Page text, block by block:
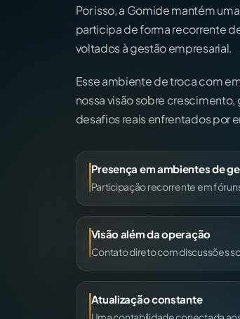
Por isso, a Gomide mantém
participa de forma recorrente
voltados à gestão empresarial.
Esse ambiente de troca com
nossa visão sobre
desafios reais enfrentados por
Presença em ambientes de
Participação recorrente em
Visão além da operação
Contato direto com discussões
Atualização constante